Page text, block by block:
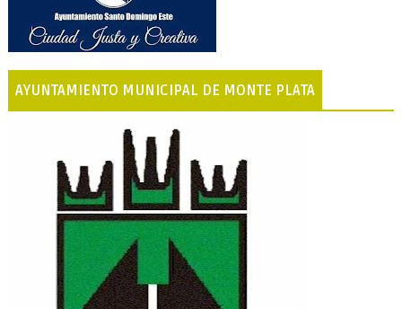
AYUNTAMIENTO MUNICIPAL DE MONTE PLATA